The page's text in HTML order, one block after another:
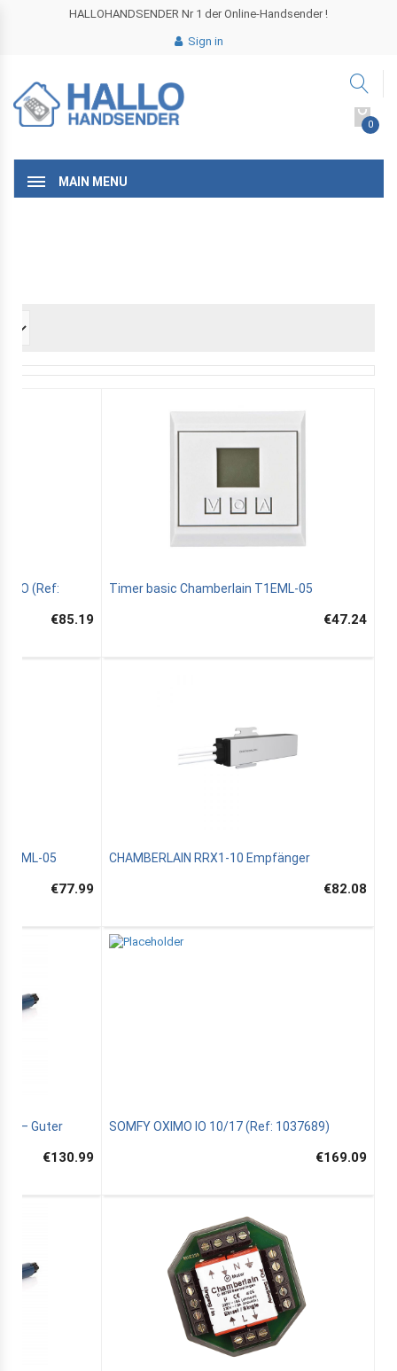
HALLOHANDSENDER Nr 1 der Online-Handsender !
Sign in
0
MAIN MENU
IO (Ref:
€85.19
Timer basic Chamberlain T1EML-05
€47.24
05
€77.99
CHAMBERLAIN RRX1-10 Empfänger
€82.08
– Guter
€130.99
SOMFY OXIMO IO 10/17 (Ref: 1037689)
€169.09